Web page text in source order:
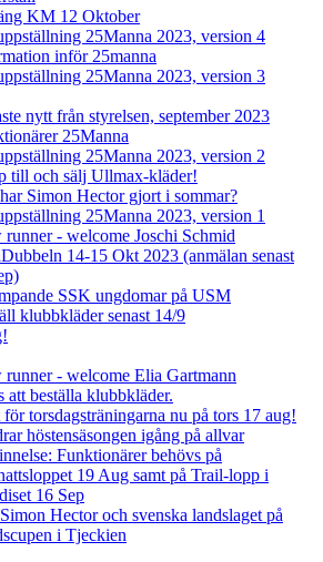
KM 12 Oktober
25Manna 2023, version 4
inför 25manna
25Manna 2023, version 3
nytt från styrelsen, september 2023
25Manna
25Manna 2023, version 2
till och sälj Ullmax-kläder!
Simon Hector gjort i sommar?
25Manna 2023, version 1
runner - welcome Joschi Schmid
14-15 Okt 2023 (anmälan senast
SSK ungdomar på USM
klubbkläder senast 14/9
runner - welcome Elia Gartmann
att beställa klubbkläder.
för torsdagsträningarna nu på tors 17 aug!
höstensäsongen igång på allvar
Funktionärer behövs på
19 Aug samt på Trail-lopp i
16 Sep
Hector och svenska landslaget på
i Tjeckien